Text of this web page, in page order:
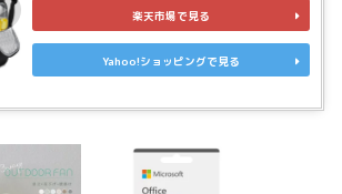
楽天市場で見る
Yahoo!ショッピングで見る